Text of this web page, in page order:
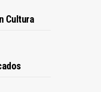
Cultura